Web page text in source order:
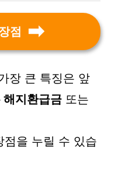
점
장 큰 특징은 앞
해지환급금 또는
점을 누릴 수 있습